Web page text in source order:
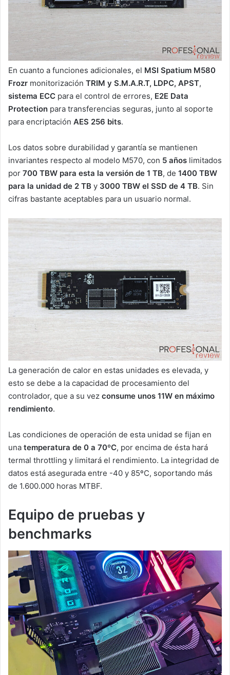
En cuanto a funciones adicionales, el MSI Spatium M580
Frozr monitorización TRIM y S.M.A.R.T, LDPC, APST,
sistema ECC para el control de errores, E2E Data
Protection para transferencias seguras, junto al soporte
para encriptación AES 256 bits.
Los datos sobre durabilidad y garantía se mantienen
invariantes respecto al modelo M570, con 5 años limitados
por 700 TBW para esta la versión de 1 TB, de 1400 TBW
para la unidad de 2 TB y 3000 TBW el SSD de 4 TB. Sin
cifras bastante aceptables para un usuario normal.
La generación de calor en estas unidades es elevada, y
esto se debe a la capacidad de procesamiento del
controlador, que a su vez consume unos 11W en máximo
rendimiento.
Las condiciones de operación de esta unidad se fijan en
una temperatura de 0 a 70ºC, por encima de ésta hará
termal throttling y limitará el rendimiento. La integridad de
datos está asegurada entre -40 y 85ºC, soportando más
de 1.600.000 horas MTBF.
Equipo de pruebas y
benchmarks